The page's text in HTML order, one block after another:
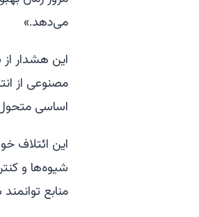
می‌دهد.»
این هشدار
مصنوعی از
اساسی
این ائتلاف
شیوه‌ها و
منابع